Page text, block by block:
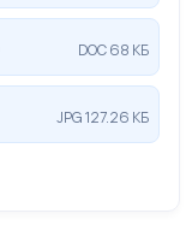
DOC 68 КБ
JPG 127.26 КБ